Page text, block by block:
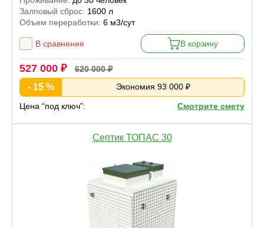
Залповый сброс: 1600 л
Объем переработки: 6 м3/сут
В сравнение В корзину
527 000 ₽ 620 000 ₽
- 15 % Экономия 93 000 ₽
Цена “под ключ”: Смотрите смету
Септик ТОПАС 30